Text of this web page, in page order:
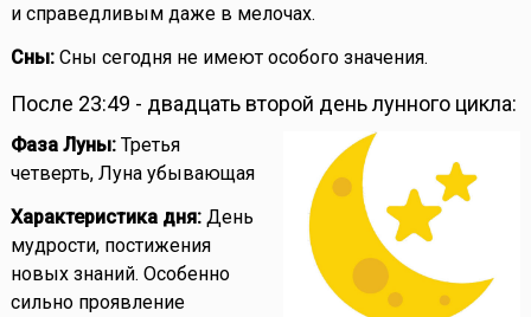
и справедливым даже в мелочах.
Сны:Сны сегодня не имеют особого значения.
После 23:49 - двадцать второй день лунного цикла:
Фаза Луны:Третья
четверть, Луна убывающая
Характеристика дня:День
мудрости, постижения
новых знаний. Особенно
сильно проявление